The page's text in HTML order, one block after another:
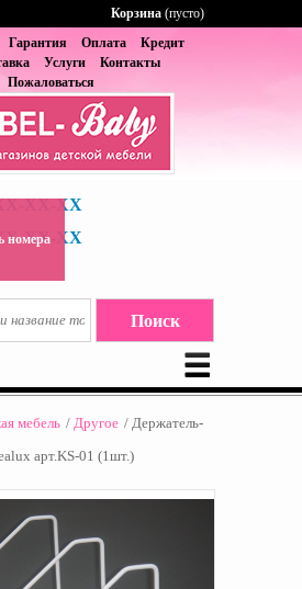
Гарантия Оплата
Кредит
Услуги
Контакты
Пожаловаться
XX-XX
XX-XX
номера
Корзина (пусто)
мебель / Другое / Держатель-
арт.KS-01 (1шт.)